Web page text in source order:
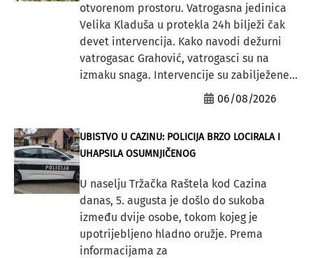
otvorenom prostoru. Vatrogasna jedinica
Velika Kladuša u protekla 24h bilježi čak
devet intervencija. Kako navodi dežurni
vatrogasac Grahović, vatrogasci su na
izmaku snaga. Intervencije su zabilježene...
06/08/2026
UBISTVO U CAZINU: POLICIJA BRZO LOCIRALA I
UHAPSILA OSUMNJIČENOG
U naselju Tržačka Raštela kod Cazina
danas, 5. augusta je došlo do sukoba
između dvije osobe, tokom kojeg je
upotrijebljeno hladno oružje. Prema
informacijama za